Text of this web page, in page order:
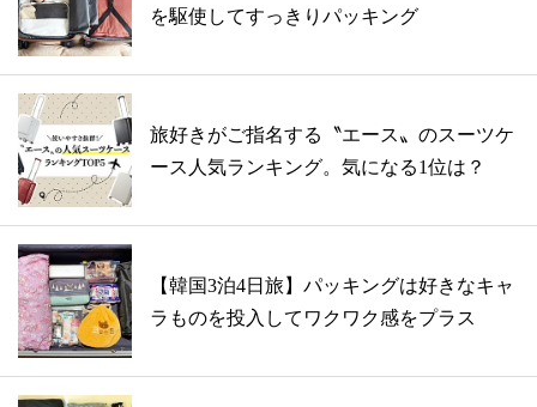
を駆使してすっきりパッキング
旅好きがご指名する〝エース〟のスーツケ
ース人気ランキング。気になる1位は？
【韓国3泊4日旅】パッキングは好きなキャ
ラものを投入してワクワク感をプラス